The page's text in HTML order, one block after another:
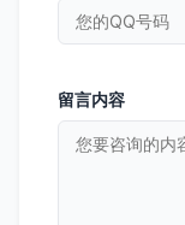
留言内容